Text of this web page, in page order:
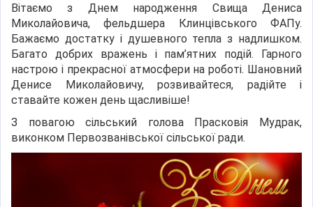
Вітаємо з Днем народження Свища Дениса
Миколайовича, фельдшера Клинцівського ФАПу.
Бажаємо достатку і душевного тепла з надлишком.
Багато добрих вражень і пам’ятних подій. Гарного
настрою і прекрасної атмосфери на роботі. Шановний
Денисе Миколайовичу, розвивайтеся, радійте і
ставайте кожен день щасливіше!
З повагою сільський голова Прасковія Мудрак,
виконком Первозванівської сільської ради.